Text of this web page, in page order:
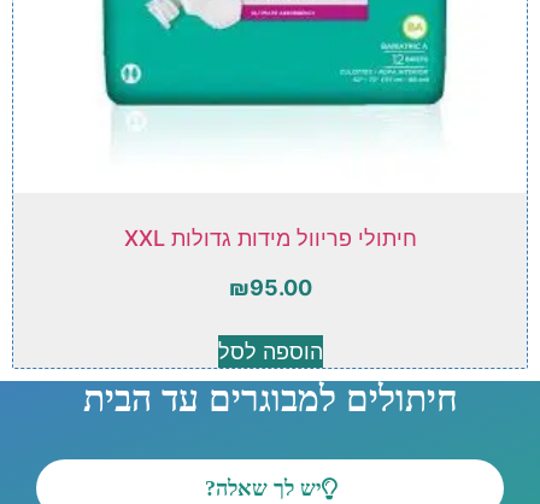
חיתולי פריוול מידות גדולות XXL
₪95.00
הוספה לסל
חיתולים למבוגרים עד הבית
יש לך שאלה?